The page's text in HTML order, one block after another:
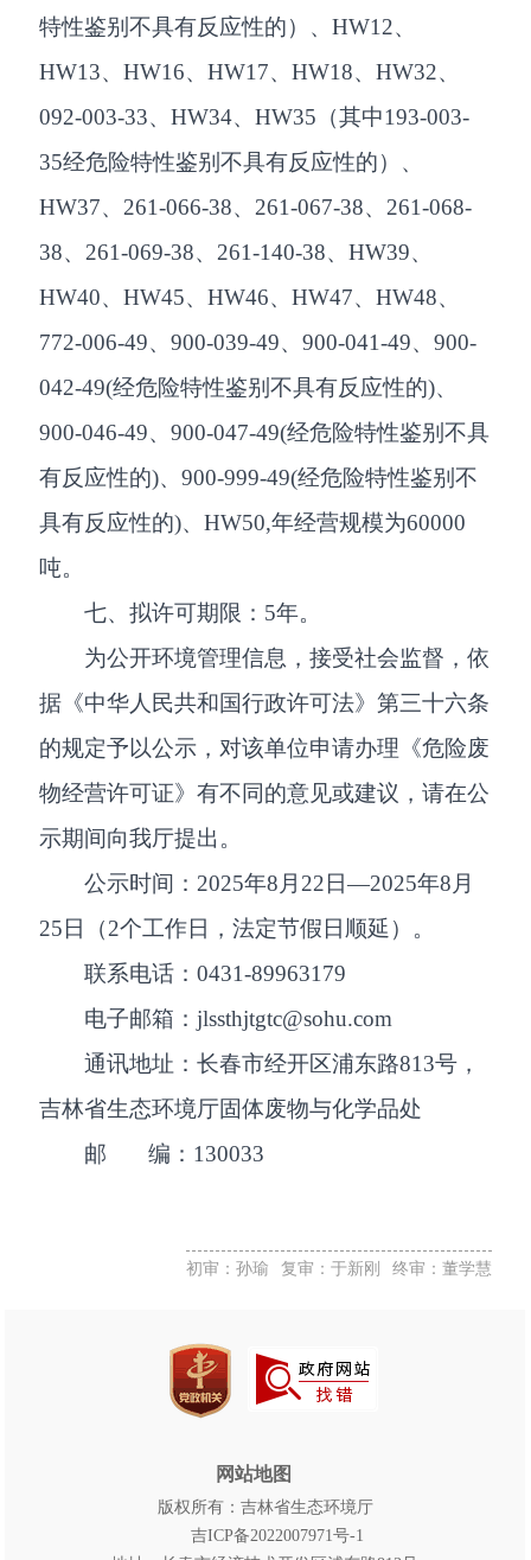
特性鉴别不具有反应性的）、HW12、
HW13、HW16、HW17、HW18、HW32、
092-003-33、HW34、HW35（其中193-003-
35经危险特性鉴别不具有反应性的）、
HW37、261-066-38、261-067-38、261-068-
38、261-069-38、261-140-38、HW39、
HW40、HW45、HW46、HW47、HW48、
772-006-49、900-039-49、900-041-49、900-
042-49(经危险特性鉴别不具有反应性的)、
900-046-49、900-047-49(经危险特性鉴别不具
有反应性的)、900-999-49(经危险特性鉴别不
具有反应性的)、HW50,年经营规模为60000
吨。
七、拟许可期限：5年。
为公开环境管理信息，接受社会监督，依
据《中华人民共和国行政许可法》第三十六条
的规定予以公示，对该单位申请办理《危险废
物经营许可证》有不同的意见或建议，请在公
示期间向我厅提出。
公示时间：2025年8月22日—2025年8月
25日（2个工作日，法定节假日顺延）。
联系电话：0431-89963179
电子邮箱：jlssthjtgtc@sohu.com
通讯地址：长春市经开区浦东路813号，
吉林省生态环境厅固体废物与化学品处
邮 编：130033
初审：孙瑜 复审：于新刚 终审：董学慧
网站地图
版权所有：吉林省生态环境厅
吉ICP备2022007971号-1